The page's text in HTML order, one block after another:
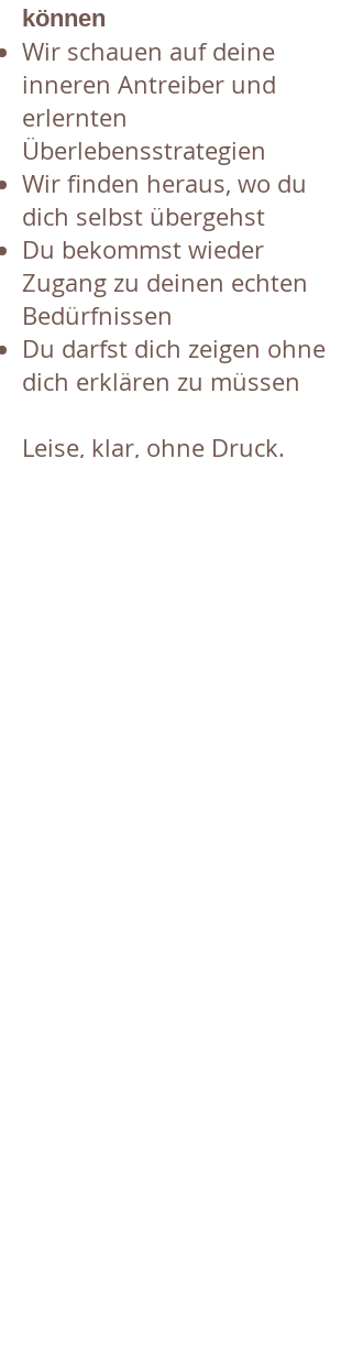
können
Wir schauen auf deine
inneren Antreiber und
erlernten
Überlebensstrategien
Wir finden heraus, wo du
dich selbst übergehst
Du bekommst wieder
Zugang zu deinen echten
Bedürfnissen
Du darfst dich zeigen ohne
dich erklären zu müssen
Leise, klar, ohne Druck.